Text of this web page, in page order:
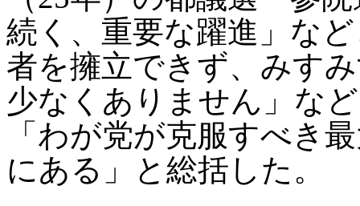
続く、重要な躍進」な
者を擁立できず、みす
少なくありません」な
「わが党が克服すべき
にある」と総括した。